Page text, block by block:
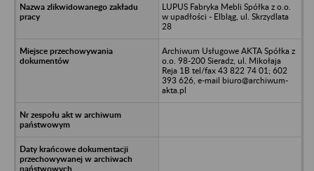
LUPUS Fabryka Mebli Spółka z o.o.
w upadłości - Elbląg, ul. Skrzydlata
28
Archiwum Usługowe AKTA Spółka z
o.o. 98-200 Sieradz, ul. Mikołaja
Reja 1B tel/fax 43 822 74 01; 602
393 626, e-mail biuro@archiwum-
akta.pl